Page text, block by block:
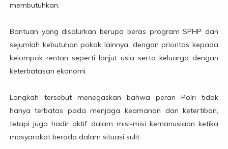
membutuhkan.
Bantuan yang disalurkan berupa beras program SPHP dan
sejumlah kebutuhan pokok lainnya, dengan prioritas kepada
kelompok rentan seperti lanjut usia serta keluarga dengan
keterbatasan ekonomi.
Langkah tersebut menegaskan bahwa peran Polri tidak
hanya terbatas pada menjaga keamanan dan ketertiban,
tetapi juga hadir aktif dalam misi-misi kemanusiaan ketika
masyarakat berada dalam situasi sulit.